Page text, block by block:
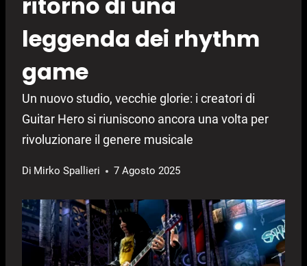
leggenda dei rhythm
game
Un nuovo studio, vecchie glorie: i creatori di
Guitar Hero si riuniscono ancora una volta per
rivoluzionare il genere musicale
Di Mirko Spallieri 7 Agosto 2025